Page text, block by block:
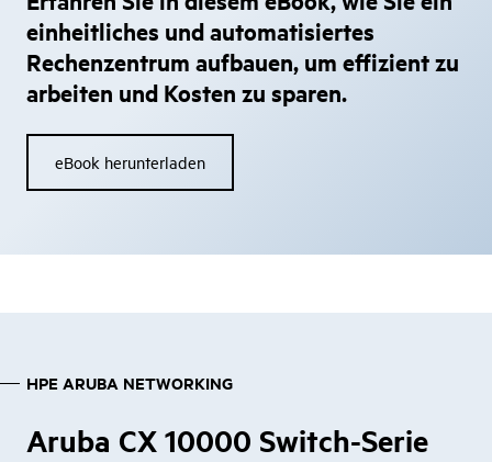
einheitliches und automatisiertes
Rechenzentrum aufbauen, um effizient zu
arbeiten und Kosten zu sparen.
eBook herunterladen
HPE ARUBA NETWORKING
Aruba CX 10000 Switch-Serie